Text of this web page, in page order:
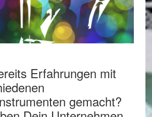
Erfahrungen mit
gemacht?